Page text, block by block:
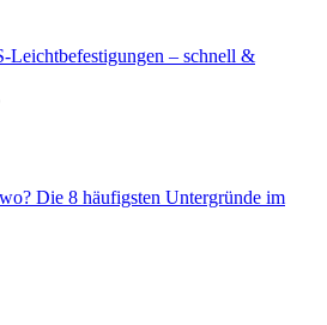
Leichtbefestigungen – schnell &
Die 8 häufigsten Untergründe im